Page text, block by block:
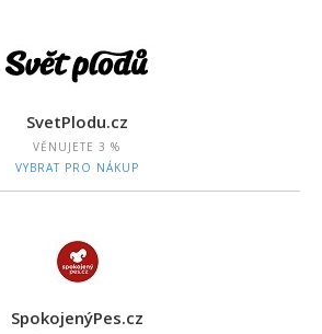
SvetPlodu.cz
VĚNUJETE 3 %
VYBRAT PRO NÁKUP
SpokojenýPes.cz